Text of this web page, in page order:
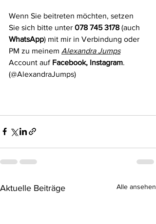
Wenn Sie beitreten möchten, setzen
Sie sich bitte unter 078 745 3178 (auch
WhatsApp) mit mir in Verbindung oder
PM zu meinem Alexandra Jumps
Account auf Facebook, Instagram.
(@AlexandraJumps)
Aktuelle Beiträge Alle ansehen